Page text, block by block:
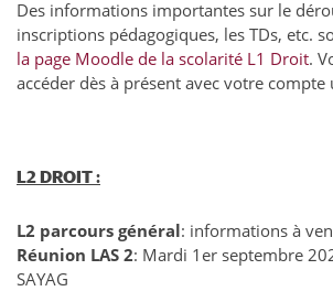
Des informations importantes sur le
inscriptions pédagogiques, les TDs, etc.
la page Moodle de la scolarité L1 Droit.
accéder dès à présent avec votre compte
L2 DROIT :
L2 parcours général: informations à
Réunion LAS 2: Mardi 1er septembre
SAYAG